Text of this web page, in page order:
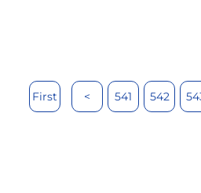
First < 541 542